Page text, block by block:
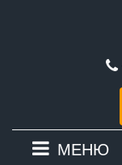
МЕНЮ